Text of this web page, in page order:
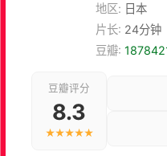
地区: 日本
片长: 24分钟
豆瓣:
豆瓣评分
8.3
★★★★★